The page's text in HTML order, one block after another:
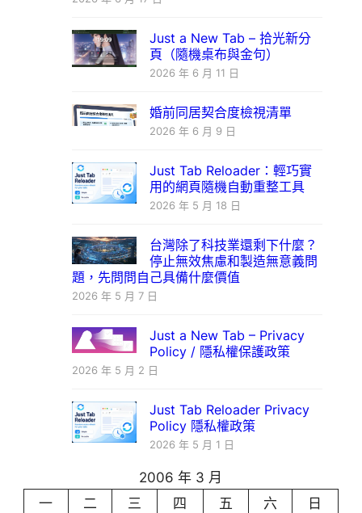
Just a New Tab – 拾光新分
頁（隨機桌布與金句）
2026 年 6 月 11 日
婚前同居契合度檢視清單
2026 年 6 月 9 日
Just Tab Reloader：輕巧實
用的網頁隨機自動重整工具
2026 年 5 月 18 日
台灣除了科技業還剩下什麼？
停止無效焦慮和製造無意義問
題，先問問自己具備什麼價值
2026 年 5 月 7 日
Just a New Tab – Privacy
Policy / 隱私權保護政策
2026 年 5 月 2 日
Just Tab Reloader Privacy
Policy 隱私權政策
2026 年 5 月 1 日
2006 年 3 月
一
二 三 四 五 六
日